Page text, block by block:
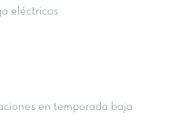
eléctricos
en temporada baja